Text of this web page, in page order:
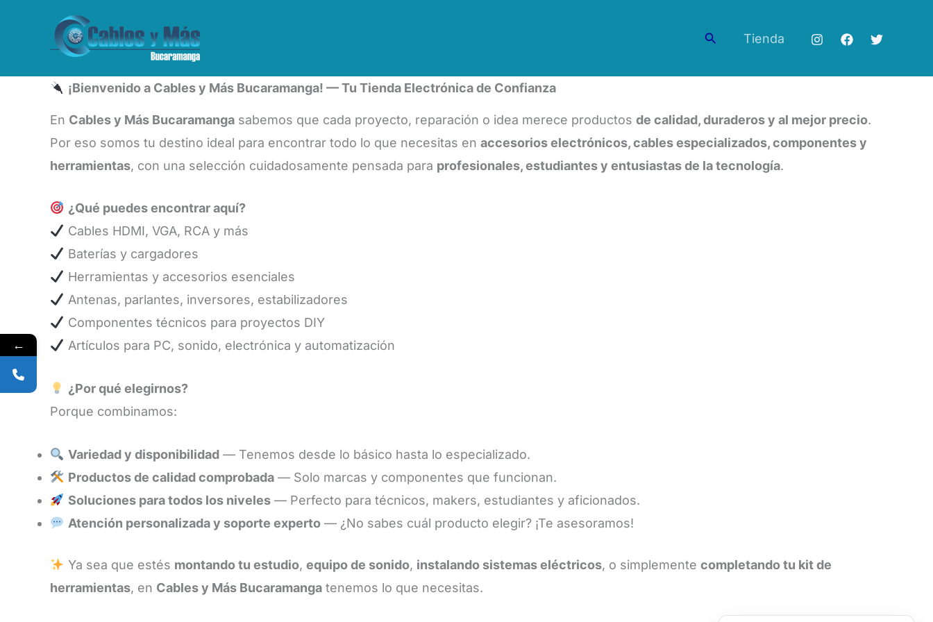
BuscarTienda
¡Bienvenido a Cables y Más Bucaramanga! — Tu Tienda Electrónica de Confianza
En Cables y Más Bucaramanga sabemos que cada proyecto, reparación o idea merece productos de calidad, duraderos y al mejor precio.
Por eso somos tu destino ideal para encontrar todo lo que necesitas en accesorios electrónicos, cables especializados, componentes y
herramientas, con una selección cuidadosamente pensada para profesionales, estudiantes y entusiastas de la tecnología.
¿Qué puedes encontrar aquí?
Cables HDMI, VGA, RCA y más
Baterías y cargadores
Herramientas y accesorios esenciales
Antenas, parlantes, inversores, estabilizadores
Componentes técnicos para proyectos DIY
Artículos para PC, sonido, electrónica y automatización
¿Por qué elegirnos?
Porque combinamos:
Variedad y disponibilidad— Tenemos desde lo básico hasta lo especializado.
Productos de calidad comprobada— Solo marcas y componentes que funcionan.
Soluciones para todos los niveles— Perfecto para técnicos, makers, estudiantes y aficionados.
Atención personalizada y soporte experto— ¿No sabes cuál producto elegir? ¡Te asesoramos!
Ya sea que estés montando tu estudio, equipo de sonido, instalando sistemas eléctricos, o simplemente completando tu kit de
herramientas, en Cables y Más Bucaramanga tenemos lo que necesitas.
←